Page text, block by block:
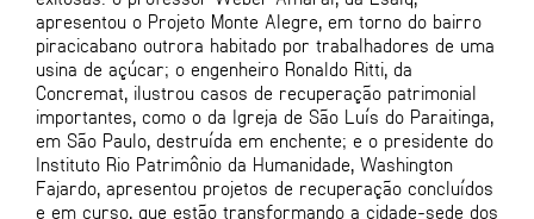
apresentou o Projeto Monte Alegre, em torno do bairro
piracicabano outrora habitado por trabalhadores de uma
usina de açúcar; o engenheiro Ronaldo Ritti, da
Concremat, ilustrou casos de recuperação patrimonial
importantes, como o da Igreja de São Luís do Paraitinga,
em São Paulo, destruída em enchente; e o presidente do
Instituto Rio Patrimônio da Humanidade, Washington
Fajardo, apresentou projetos de recuperação concluídos
e em curso, que estão transformando a cidade-sede dos